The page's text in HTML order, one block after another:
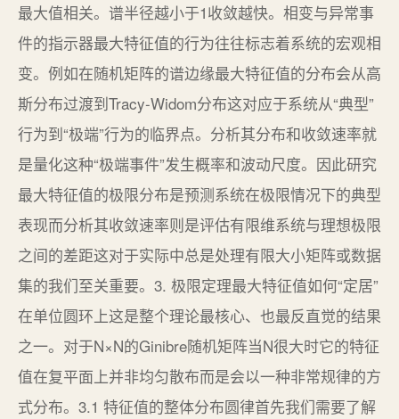
最大值相关。谱半径越小于1收敛越快。相变与异常事
件的指示器最大特征值的行为往往标志着系统的宏观相
变。例如在随机矩阵的谱边缘最大特征值的分布会从高
斯分布过渡到Tracy-Widom分布这对应于系统从“典型”
行为到“极端”行为的临界点。分析其分布和收敛速率就
是量化这种“极端事件”发生概率和波动尺度。因此研究
最大特征值的极限分布是预测系统在极限情况下的典型
表现而分析其收敛速率则是评估有限维系统与理想极限
之间的差距这对于实际中总是处理有限大小矩阵或数据
集的我们至关重要。3. 极限定理最大特征值如何“定居”
在单位圆环上这是整个理论最核心、也最反直觉的结果
之一。对于N×N的Ginibre随机矩阵当N很大时它的特征
值在复平面上并非均匀散布而是会以一种非常规律的方
式分布。3.1 特征值的整体分布圆律首先我们需要了解